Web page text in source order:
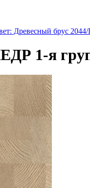
Древесный брус 2044/
1-я